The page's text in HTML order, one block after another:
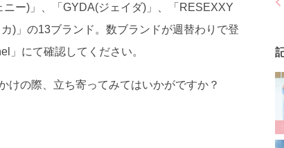
ー)」、「GYDA(ジェイダ)」、「RESEXXY
)」の13ブランド。数ブランドが週替わりで登
」にて確認してください。
けの際、立ち寄ってみてはいかがですか？